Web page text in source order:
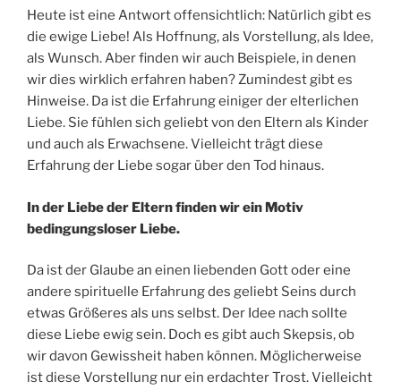
Heute ist eine Antwort offensichtlich: Natürlich gibt es
die ewige Liebe! Als Hoffnung, als Vorstellung, als Idee,
als Wunsch. Aber finden wir auch Beispiele, in denen
wir dies wirklich erfahren haben? Zumindest gibt es
Hinweise. Da ist die Erfahrung einiger der elterlichen
Liebe. Sie fühlen sich geliebt von den Eltern als Kinder
und auch als Erwachsene. Vielleicht trägt diese
Erfahrung der Liebe sogar über den Tod hinaus.
In der Liebe der Eltern finden wir ein Motiv
bedingungsloser Liebe.
Da ist der Glaube an einen liebenden Gott oder eine
andere spirituelle Erfahrung des geliebt Seins durch
etwas Größeres als uns selbst. Der Idee nach sollte
diese Liebe ewig sein. Doch es gibt auch Skepsis, ob
wir davon Gewissheit haben können. Möglicherweise
ist diese Vorstellung nur ein erdachter Trost. Vielleicht